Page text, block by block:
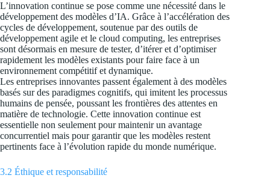
L’innovation continue se pose comme une nécessité dans le
développement des modèles d’IA. Grâce à l’accélération des
cycles de développement, soutenue par des outils de
développement agile et le cloud computing, les entreprises
sont désormais en mesure de tester, d’itérer et d’optimiser
rapidement les modèles existants pour faire face à un
environnement compétitif et dynamique.
Les entreprises innovantes passent également à des modèles
basés sur des paradigmes cognitifs, qui imitent les processus
humains de pensée, poussant les frontières des attentes en
matière de technologie. Cette innovation continue est
essentielle non seulement pour maintenir un avantage
concurrentiel mais pour garantir que les modèles restent
pertinents face à l’évolution rapide du monde numérique.
3.2 Éthique et responsabilité